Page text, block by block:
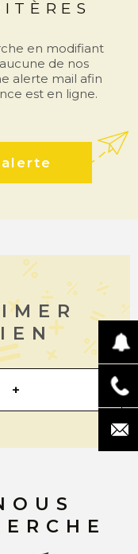
en modifiant
de nos
alerte mail afin
est en ligne.
+